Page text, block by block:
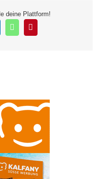
deine Plattform!
WhatsAppPinterest